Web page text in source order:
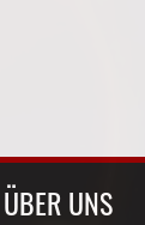
ÜBER UNS